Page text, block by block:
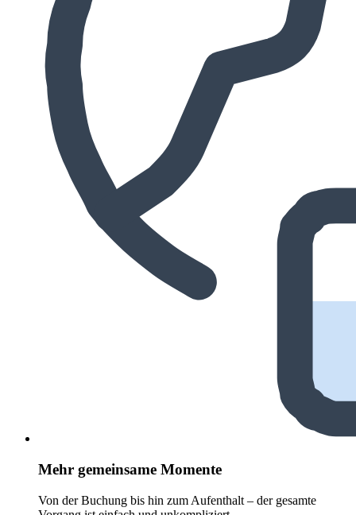
Mehr gemeinsame Momente
Von der Buchung bis hin zum Aufenthalt – der gesamte